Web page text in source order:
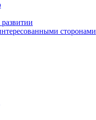
сторонами